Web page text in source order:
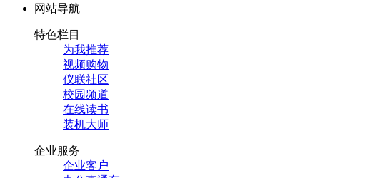
网站导航
特色栏目
为我推荐
视频购物
仪联社区
校园频道
在线读书
装机大师
企业服务
企业客户